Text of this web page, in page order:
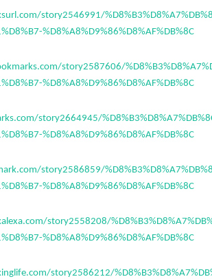
story2546991/
%D8%A8%D9%86%D8%AF%DB%8C
story2587606/
%D8%A8%D9%86%D8%AF%DB%8C
story2664945/
%D8%A8%D9%86%D8%AF%DB%8C
story2586859/
%D8%A8%D9%86%D8%AF%DB%8C
story2558208/
%D8%A8%D9%86%D8%AF%DB%8C
story2586212/